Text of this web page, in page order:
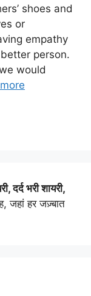
shoes and
or
empathy
person.
would
दर्द भरी शायरी,
जहां हर जज़्बात